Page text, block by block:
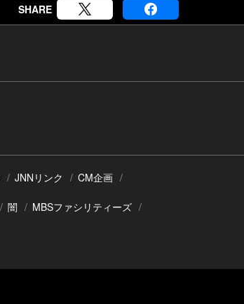
SHARE
JNNリンク CM企画
闇 MBSファシリティーズ